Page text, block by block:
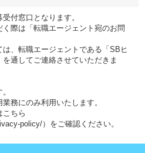
付窓口となります。
際は「転職エージェント宛のお問
、転職エージェントである「SBヒ
通してご連絡させていただきま
務にのみ利用いたします。
ちら
policy/）をご確認ください。